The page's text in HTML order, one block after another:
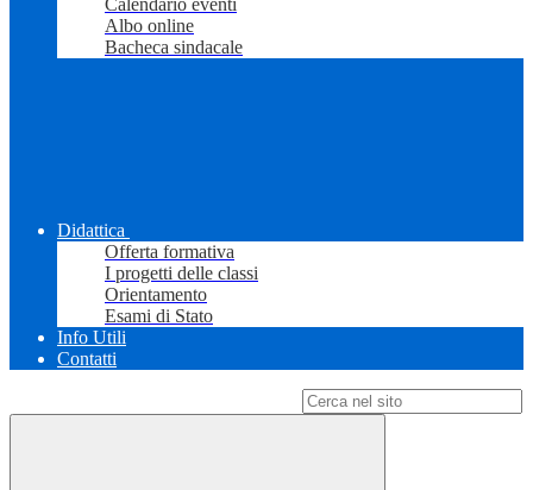
Calendario eventi
Albo online
Bacheca sindacale
Didattica
Offerta formativa
I progetti delle classi
Orientamento
Esami di Stato
Info Utili
Contatti